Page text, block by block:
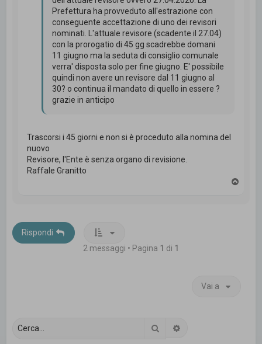
Prefettura ha provveduto all'estrazione con
conseguente accettazione di uno dei revisori
nominati. L'attuale revisore (scadente il 27.04)
con la prorogatio di 45 gg scadrebbe domani
11 giugno ma la seduta di consiglio comunale
verra' disposta solo per fine giugno. E' possibile
quindi non avere un revisore dal 11 giugno al
30? o continua il mandato di quello in essere ?
grazie in anticipo
Trascorsi i 45 giorni e non si è proceduto alla nomina del
nuovo
Revisore, l'Ente è senza organo di revisione.
Raffale Granitto
Rispondi
2 messaggi • Pagina 1 di 1
Vai a
Cerca